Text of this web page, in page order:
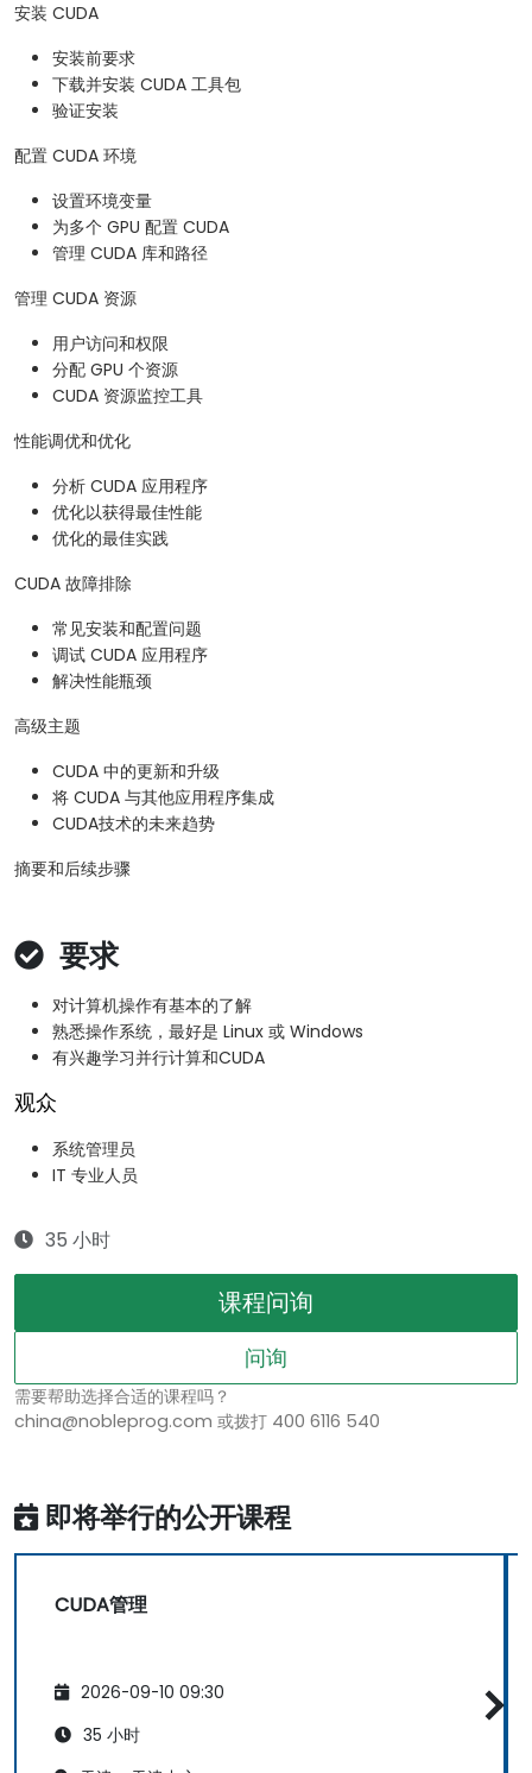
安装 CUDA
安装前要求
下载并安装 CUDA 工具包
验证安装
配置 CUDA 环境
设置环境变量
为多个 GPU 配置 CUDA
管理 CUDA 库和路径
管理 CUDA 资源
用户访问和权限
分配 GPU 个资源
CUDA 资源监控工具
性能调优和优化
分析 CUDA 应用程序
优化以获得最佳性能
优化的最佳实践
CUDA 故障排除
常见安装和配置问题
调试 CUDA 应用程序
解决性能瓶颈
高级主题
CUDA 中的更新和升级
将 CUDA 与其他应用程序集成
CUDA技术的未来趋势
摘要和后续步骤
要求
对计算机操作有基本的了解
熟悉操作系统，最好是 Linux 或 Windows
有兴趣学习并行计算和CUDA
观众
系统管理员
IT 专业人员
35 小时
课程问询
问询
需要帮助选择合适的课程吗？
china@nobleprog.com 或拨打 400 6116 540
即将举行的公开课程
CUDA管理
2026-09-10 09:30
35 小时